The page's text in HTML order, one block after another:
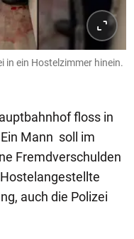
in ein Hostelzimmer hinein.
floss in
Mann soll im
Fremdverschulden
auch die Polizei